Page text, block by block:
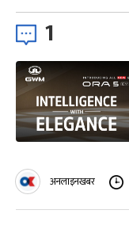
1
अनलाइनखबर